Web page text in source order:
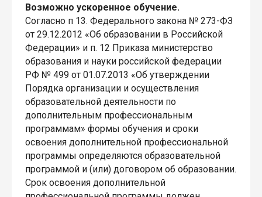
Возможно ускоренное обучение.
Согласно п 13. Федерального закона № 273-ФЗ
от 29.12.2012 «Об образовании в Российской
Федерации» и п. 12 Приказа министерство
образования и науки российской федерации
РФ № 499 от 01.07.2013 «Об утверждении
Порядка организации и осуществления
образовательной деятельности по
дополнительным профессиональным
программам» формы обучения и сроки
освоения дополнительной профессиональной
программы определяются образовательной
программой и (или) договором об образовании.
Срок освоения дополнительной